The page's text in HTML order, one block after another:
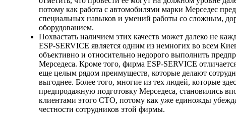
потому как работа с автомобилями марки Мерседес
специальных навыков и умений работы со сложным,
оборудованием.
Похвастать наличием этих качеств может далеко не
ESP-SERVICE является одним из немногих во всем
объективно и относительно недорого выполнить
Мерседеса. Кроме того, фирма ESP-SERVICE
еще целым рядом преимуществ, которые делают
выгоднее. Более того, многие из тех людей, которые
предпродажную подготовку Мерседеса, становились
клиентами этого СТО, потому как уже единожды
честности сотрудников этой фирмы.